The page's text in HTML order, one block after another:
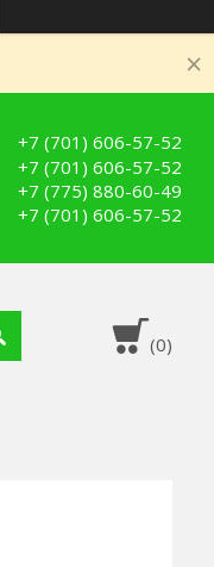
+7 (701) 606-57-52
+7 (701) 606-57-52
+7 (775) 880-60-49
+7 (701) 606-57-52